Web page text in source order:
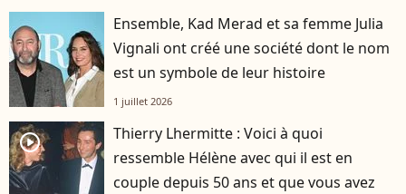
Ensemble, Kad Merad et sa femme Julia
Vignali ont créé une société dont le nom
est un symbole de leur histoire
1 juillet 2026
player2
Thierry Lhermitte : Voici à quoi
ressemble Hélène avec qui il est en
couple depuis 50 ans et que vous avez